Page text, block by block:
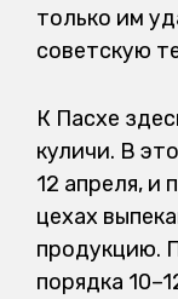
только им
советскую
К Пасхе
куличи. В
12 апреля, и
цехах
продукцию.
порядка